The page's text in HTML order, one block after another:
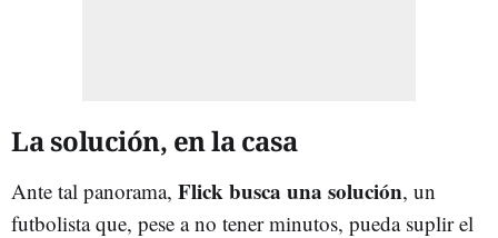
La solución, en la casa
Ante tal panorama, Flick busca una solución, un
futbolista que, pese a no tener minutos, pueda suplir el